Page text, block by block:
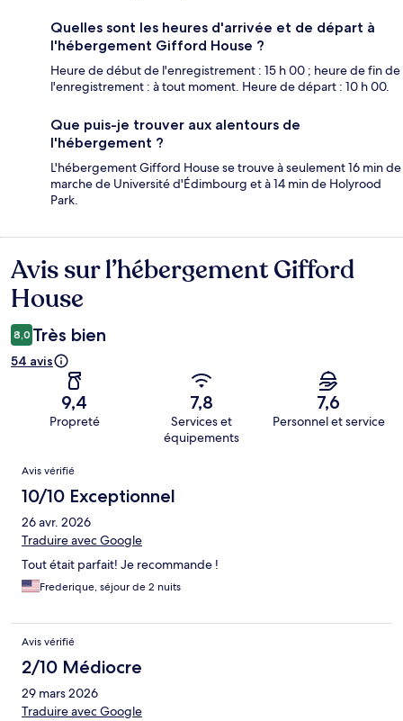
Quelles sont les heures d'arrivée et de départ à
l'hébergement Gifford House ?
Heure de début de l'enregistrement : 15 h 00 ; heure de fin de
l'enregistrement : à tout moment. Heure de départ : 10 h 00.
Que puis-je trouver aux alentours de
l'hébergement ?
L'hébergement Gifford House se trouve à seulement 16 min de
marche de Université d'Édimbourg et à 14 min de Holyrood
Park.
Avis
Avis sur l’hébergement Gifford
House
8,0 Très bien
54 avis
9,4
Propreté
7,8
Services et
équipements
7,6
Personnel et service
Avis
Avis vérifié
10/10 Exceptionnel
26 avr. 2026
Traduire avec Google
Tout était parfait! Je recommande !
Frederique, séjour de 2 nuits
Avis vérifié
2/10 Médiocre
29 mars 2026
Traduire avec Google